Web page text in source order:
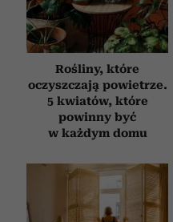
otrzymanymi od Ciebie
korzystania z ich usług.
Rośliny, które
oczyszczają powietrze.
5 kwiatów, które
powinny być
w każdym domu